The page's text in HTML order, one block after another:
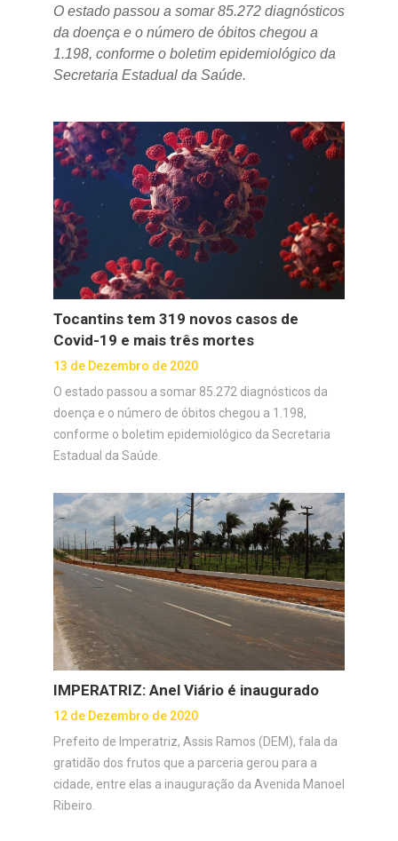
O estado passou a somar 85.272 diagnósticos
da doença e o número de óbitos chegou a
1.198, conforme o boletim epidemiológico da
Secretaria Estadual da Saúde.
Tocantins tem 319 novos casos de
Covid-19 e mais três mortes
13 de Dezembro de 2020
O estado passou a somar 85.272 diagnósticos da
doença e o número de óbitos chegou a 1.198,
conforme o boletim epidemiológico da Secretaria
Estadual da Saúde.
IMPERATRIZ: Anel Viário é inaugurado
12 de Dezembro de 2020
Prefeito de Imperatriz, Assis Ramos (DEM), fala da
gratidão dos frutos que a parceria gerou para a
cidade, entre elas a inauguração da Avenida Manoel
Ribeiro.